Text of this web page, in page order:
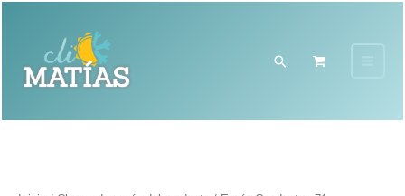
contenido
Buscar